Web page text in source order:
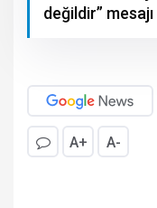
değildir”
A+ A-